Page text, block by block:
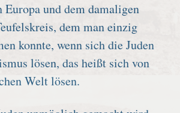
Europa und dem damaligen
dem man einzig
konnte, wenn sich die Juden
lösen, das heißt sich von
Welt lösen.